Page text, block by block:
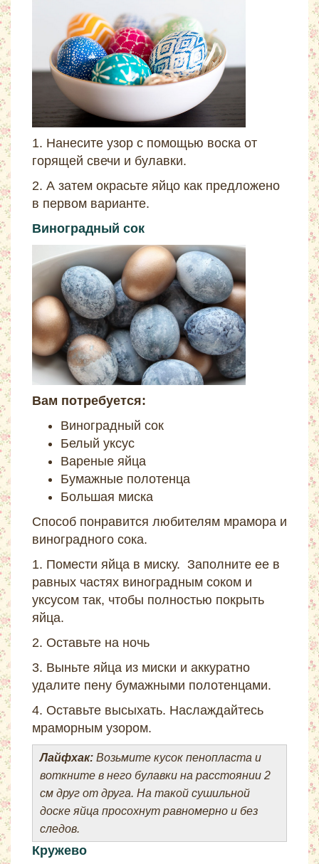
1. Нанесите узор с помощью воска от
горящей свечи и булавки.
2. А затем окрасьте яйцо как предложено
в первом варианте.
Виноградный сок
Вам потребуется:
Виноградный сок
Белый уксус
Вареные яйца
Бумажные полотенца
Большая миска
Способ понравится любителям мрамора и
виноградного сока.
1. Помести яйца в миску. Заполните ее в
равных частях виноградным соком и
уксусом так, чтобы полностью покрыть
яйца.
2. Оставьте на ночь
3. Выньте яйца из миски и аккуратно
удалите пену бумажными полотенцами.
4. Оставьте высыхать. Наслаждайтесь
мраморным узором.
Лайфхак: Возьмите кусок пенопласта и
воткните в него булавки на расстоянии 2
см друг от друга. На такой сушильной
доске яйца просохнут равномерно и без
следов.
Кружево